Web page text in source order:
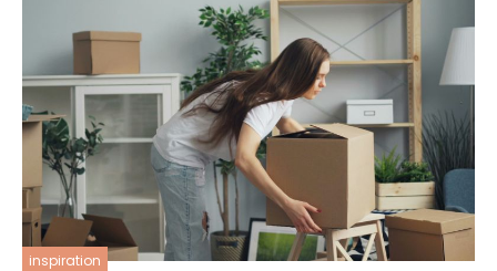
inspiration